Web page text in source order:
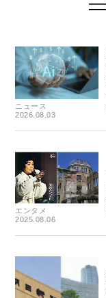
ニュース
2026.08.03
エンタメ
2025.08.06